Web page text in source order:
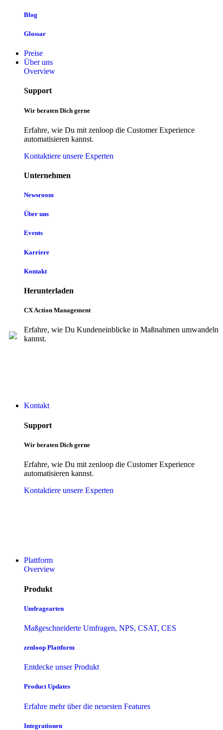
Blog
Glossar
Preise
Über uns
Overview
Support
Wir beraten Dich gerne
Erfahre, wie Du mit zenloop die Customer Experience
automatisieren kannst.
Kontaktiere unsere Experten
Unternehmen
Newsroom
Über uns
Events
Karriere
Kontakt
Herunterladen
CX Action Management
Erfahre, wie Du Kundeneinblicke in Maßnahmen umwandeln
kannst.
Kontakt
Support
Wir beraten Dich gerne
Erfahre, wie Du mit zenloop die Customer Experience
automatisieren kannst.
Kontaktiere unsere Experten
Plattform
Overview
Produkt
Umfragearten
Maßgeschneiderte Umfragen, NPS, CSAT, CES
zenloop Plattform
Entdecke unser Produkt
Product Updates
Erfahre mehr über die neuesten Features
Integrationen